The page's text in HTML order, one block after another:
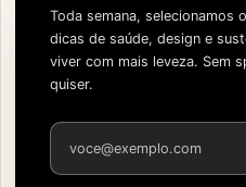
Toda semana, selecionamos
dicas de saúde, design e
viver com mais leveza. Sem
quiser.
Endereço de e-mail